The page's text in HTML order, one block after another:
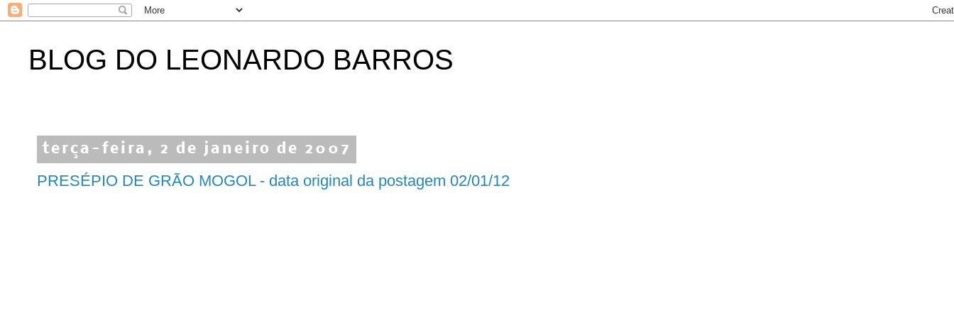
BLOG DO LEONARDO BARROS
terça-feira, 2 de janeiro de 2007
PRESÉPIO DE GRÃO MOGOL - data original da postagem 02/01/12